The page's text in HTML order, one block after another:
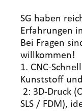
SG haben
Erfahrungen
Bei Fragen
willkommen!
1. CNC-
Kunststoff
2: 3D-Druck
SLS / FDM),